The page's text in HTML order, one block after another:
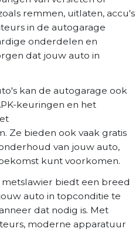
remmen, uitlaten, accu's
in de autogarage
onderdelen en
dat jouw auto in
kan de autogarage ook
keuringen en het
Ze bieden ook vaak gratis
van jouw auto,
kunt voorkomen.
biedt een breed
auto in topconditie te
dat nodig is. Met
moderne apparatuur